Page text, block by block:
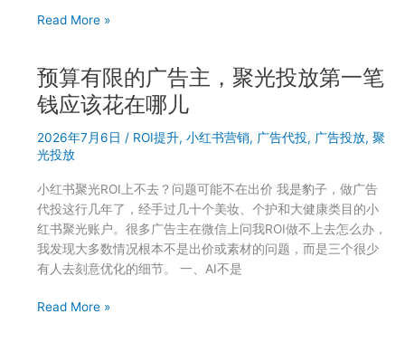
广
哪
个
更
适
你
小
聚
光
投
放
ROI
是
跑
不
赢，
问
Read More »
预算有限的广告主，聚光投放第一笔
钱应该花在哪儿
2026年7月6日 / ROI提升, 小红书营销, 广告代投, 广告投放, 聚
光投放
小红书聚光ROI上不去？问题可能不在出价 我是豹子，做广告
代投这行几年了，经手过几十个美妆、个护和大健康类目的小
红书聚光账户。很多广告主在微信上问我ROI做不上去怎么办，
我发现大多数情况根本不是出价或素材的问题，而是三个很少
有人去刻意优化的细节。 一、AI不是
预
Read More »